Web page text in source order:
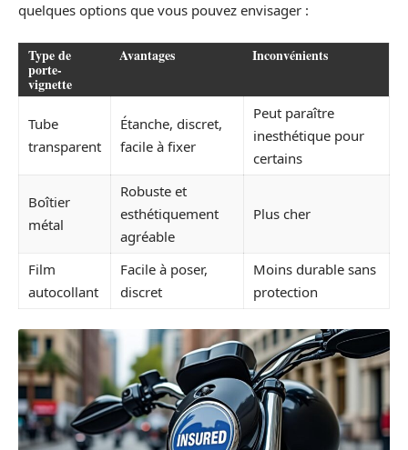
quelques options que vous pouvez envisager :
Type de
porte-
vignette
Avantages Inconvénients
Tube
transparent
Étanche, discret,
facile à fixer
Peut paraître
inesthétique pour
certains
Boîtier
métal
Robuste et
esthétiquement
agréable
Plus cher
Film
autocollant
Facile à poser,
discret
Moins durable sans
protection